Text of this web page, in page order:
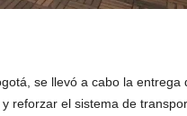
se llevó a cabo la entrega
reforzar el sistema de